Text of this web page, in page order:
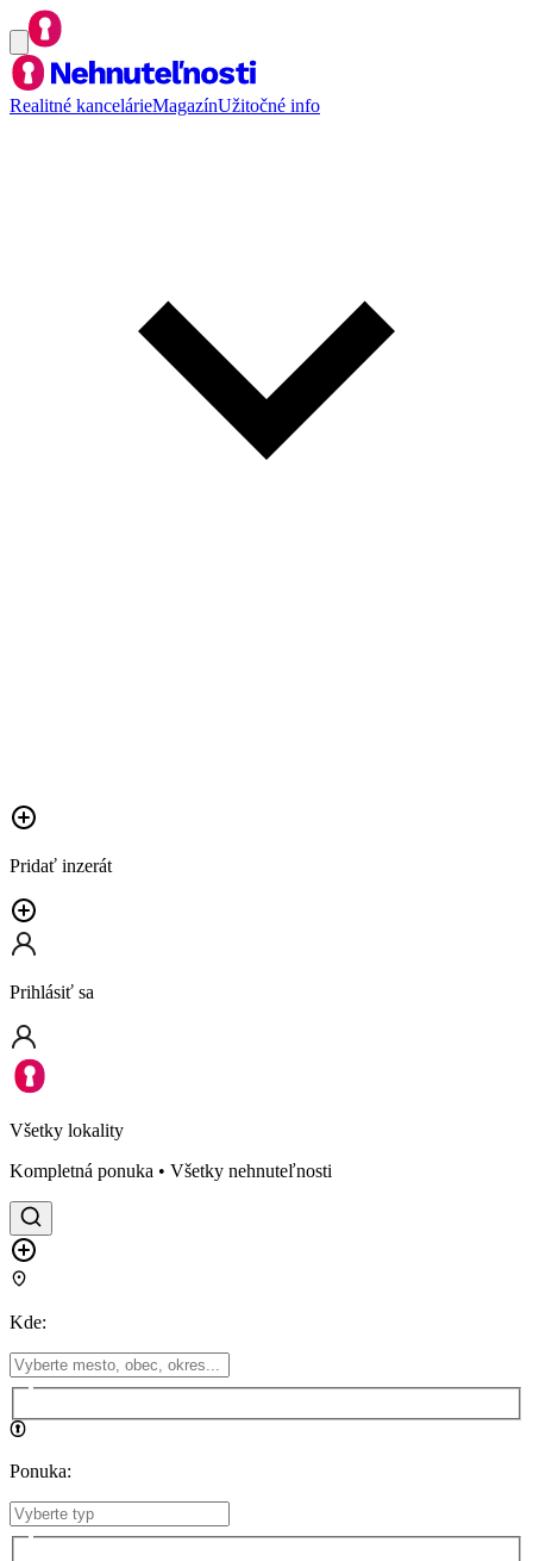
Realitné kancelárieMagazínUžitočné info
Pridať inzerát
Prihlásiť sa
Všetky lokality
Kompletná ponuka • Všetky nehnuteľnosti
Kde:
Ponuka: